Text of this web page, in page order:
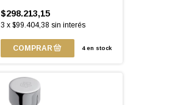
$298.213,15
3 x $99.404,38 sin interés
4en stock